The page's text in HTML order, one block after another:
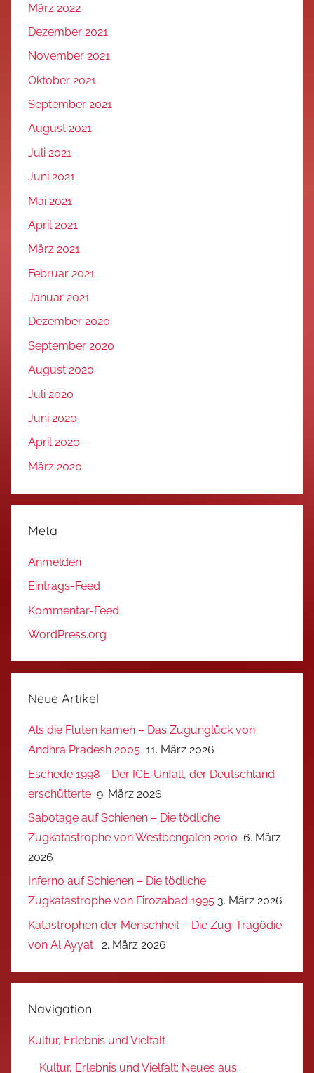
März 2022
Dezember 2021
November 2021
Oktober 2021
September 2021
August 2021
Juli 2021
Juni 2021
Mai 2021
April 2021
März 2021
Februar 2021
Januar 2021
Dezember 2020
September 2020
August 2020
Juli 2020
Juni 2020
April 2020
März 2020
Meta
Anmelden
Eintrags-Feed
Kommentar-Feed
WordPress.org
Neue Artikel
Als die Fluten kamen – Das Zugunglück von
Andhra Pradesh 2005 11. März 2026
Eschede 1998 – Der ICE‑Unfall, der Deutschland
erschütterte 9. März 2026
Sabotage auf Schienen – Die tödliche
Zugkatastrophe von Westbengalen 2010 6. März
2026
Inferno auf Schienen – Die tödliche
Zugkatastrophe von Firozabad 1995 3. März 2026
Katastrophen der Menschheit – Die Zug-Tragödie
von Al Ayyat
2. März 2026
Navigation
Kultur, Erlebnis und Vielfalt
Kultur, Erlebnis und Vielfalt: Neues aus